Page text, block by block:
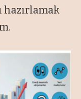
hazırlamak